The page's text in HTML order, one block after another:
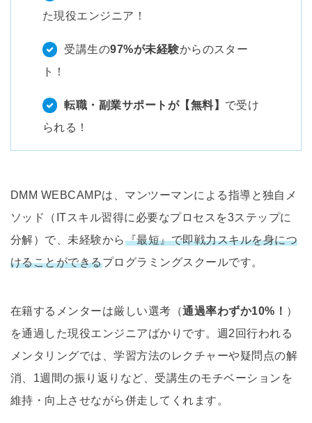
た現役エンジニア！
受講生の97%が未経験からのスター
ト！
転職・副業サポートが【無料】 で受け
られる！
DMM WEBCAMPは、マンツーマンによる指導と独自メ
ソッド（ITスキル習得に必要なプロセスを3ステップに
分解）で、未経験から『最短』で即戦力スキルを身につ
けることができるプログラミングスクールです。
在籍するメンターは厳しい選考（通過率わずか10%！ ）
を通過した現役エンジニアばかりです。週2回行われる
メンタリングでは、学習方法のレクチャーや疑問点の解
消、1週間の振り返りなど、受講生のモチベーションを
維持・向上させながら併走してくれます。